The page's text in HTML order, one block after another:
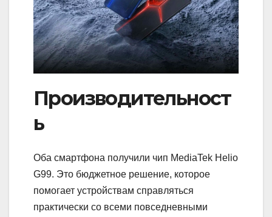
Производительност
ь
Оба смартфона получили чип MediaTek Helio
G99. Это бюджетное решение, которое
помогает устройствам справляться
практически со всеми повседневными